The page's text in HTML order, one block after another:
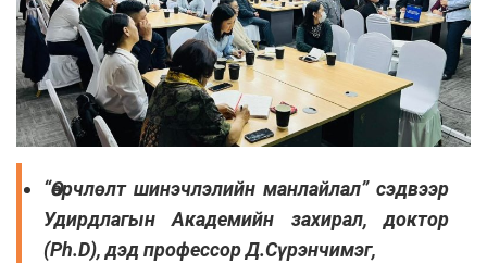
“Өөрчлөлт шинэчлэлийн манлайлал” сэдвээр
Удирдлагын Академийн захирал, доктор
(Ph.D), дэд профессор Д.Сүрэнчимэг,